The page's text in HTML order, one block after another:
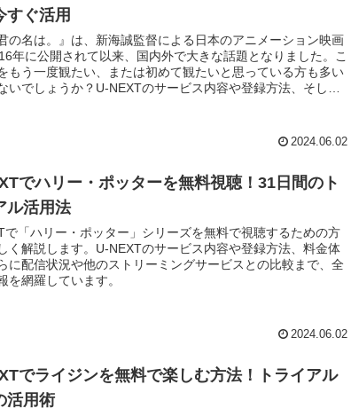
すぐ活用
の名は。』は、新海誠監督による日本のアニメーション映画
年に公開されて以来、国内外で大きな話題となりました。こ
もう一度観たい、または初めて観たいと思っている方も多い
いでしょうか？U-NEXTのサービス内容や登録方法、そして
2024.06.02
でハリー・ポッターを無料視聴！31日間のト
ル活用法
で「ハリー・ポッター」シリーズを無料で視聴するための方
く解説します。U-NEXTのサービス内容や登録方法、料金体
に配信状況や他のストリーミングサービスとの比較まで、全
を網羅しています。
2024.06.02
でライジンを無料で楽しむ方法！トライアル
活用術